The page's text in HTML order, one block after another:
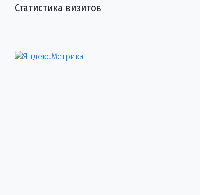
Статистика визитов